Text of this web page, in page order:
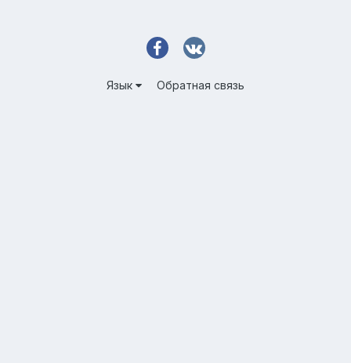
Язык Обратная связь